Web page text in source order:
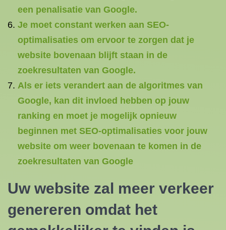
een penalisatie van Google.
Je moet constant werken aan SEO-
optimalisaties om ervoor te zorgen dat je
website bovenaan blijft staan in de
zoekresultaten van Google.
Als er iets verandert aan de algoritmes van
Google, kan dit invloed hebben op jouw
ranking en moet je mogelijk opnieuw
beginnen met SEO-optimalisaties voor jouw
website om weer bovenaan te komen in de
zoekresultaten van Google
Uw website zal meer verkeer
genereren omdat het